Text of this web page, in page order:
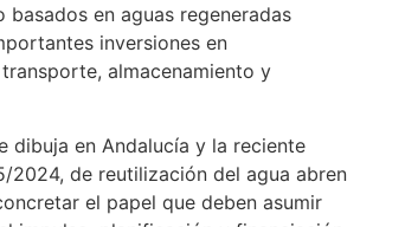
en aguas regeneradas
inversiones en
almacenamiento y
dibuja en Andalucía y la reciente
2024, de reutilización del agua abren
el papel que deben asumir